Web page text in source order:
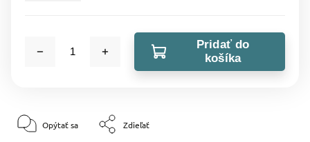
Pridať do
košíka
Opýtať sa Zdieľať